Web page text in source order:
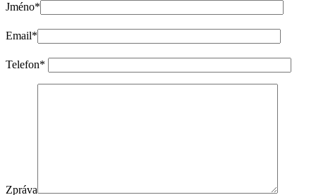
Jméno*
Email*
Telefon*
Zpráva